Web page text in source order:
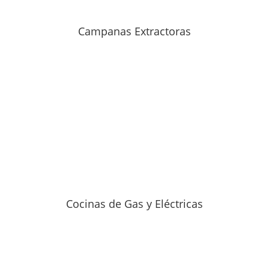
Campanas Extractoras
Cocinas de Gas y Eléctricas